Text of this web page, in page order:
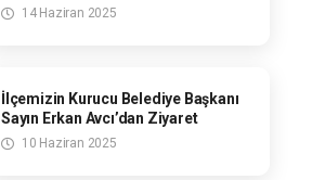
14 Haziran 2025
İlçemizin Kurucu Belediye Başkanı
Sayın Erkan Avcı’dan Ziyaret
10 Haziran 2025